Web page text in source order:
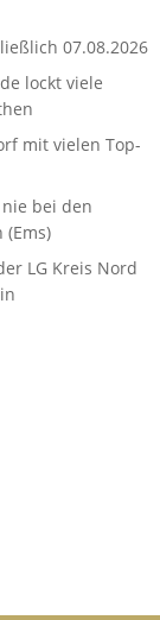
07.08.2026
lockt viele
mit vielen Top-
bei den
LG Kreis Nord